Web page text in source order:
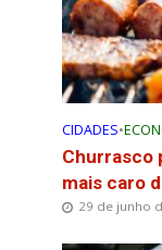
CIDADES•
Churrasco
mais caro
29 de junho